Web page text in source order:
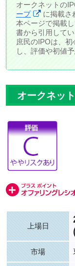
オークネットの
ープ
に掲載さ
本ページで掲載
書から引用してい
庶民のIPOは、
し、評価や初値予
オークネッ
上場日
市場